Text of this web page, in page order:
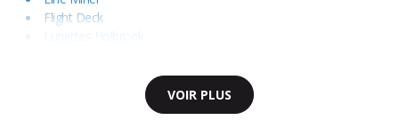
Flight Deck
Lunettes Holbrook
VOIR PLUS